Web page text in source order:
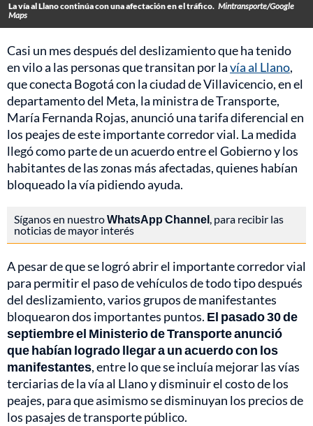
La vía al Llano continúa con una afectación en el tráfico. Mintransporte/Google
Maps
Casi un mes después del deslizamiento que ha tenido
en vilo a las personas que transitan por lavía al Llano,
que conecta Bogotá con la ciudad de Villavicencio, en el
departamento del Meta, la ministra de Transporte,
María Fernanda Rojas, anunció una tarifa diferencial en
los peajes de este importante corredor vial. La medida
llegó como parte de un acuerdo entre el Gobierno y los
habitantes de las zonas más afectadas, quienes habían
bloqueado la vía pidiendo ayuda.
Síganos en nuestroWhatsApp Channel, para recibir las
noticias de mayor interés
A pesar de que se logró abrir el importante corredor vial
para permitir el paso de vehículos de todo tipo después
del deslizamiento, varios grupos de manifestantes
bloquearon dos importantes puntos. El pasado 30 de
septiembre el Ministerio de Transporte anunció
que habían logrado llegar a un acuerdo con los
manifestantes, entre lo que se incluía mejorar las vías
terciarias de la vía al Llano y disminuir el costo de los
peajes, para que asimismo se disminuyan los precios de
los pasajes de transporte público.